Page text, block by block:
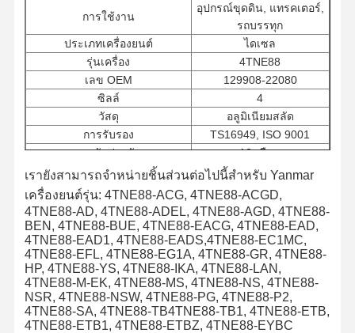
การใช้งาน
อุปกรณ์ขุดดิน, แทรคเตอร์,
รถบรรทุก
ประเภทเครื่องยนต์
ไดเซล
รุ่นเครื่อง
4TNE88
เลข OEM
129908-22080
ซิลล์
4
วัสดุ
อลูมิเนียมสลัด
การรับรอง
TS16949, ISO 9001
การรับประกัน
12 เดือน
เรายังสามารถจําหน่ายชิ้นส่วนต่อไปนี้สําหรับ Yanmar
เครื่องยนต์รุ่น: 4TNE88-ACG, 4TNE88-ACGD,
4TNE88-AD, 4TNE88-ADEL, 4TNE88-AGD, 4TNE88-
BEN, 4TNE88-BUE, 4TNE88-EACG, 4TNE88-EAD,
4TNE88-EAD1, 4TNE88-EADS,4TNE88-EC1MC,
4TNE88-EFL, 4TNE88-EG1A, 4TNE88-GR, 4TNE88-
HP, 4TNE88-YS, 4TNE88-IKA, 4TNE88-LAN,
4TNE88-M-EK, 4TNE88-MS, 4TNE88-NS, 4TNE88-
NSR, 4TNE88-NSW, 4TNE88-PG, 4TNE88-P2,
4TNE88-SA, 4TNE88-TB4TNE88-TB1, 4TNE88-ETB,
4TNE88-ETB1, 4TNE88-ETBZ, 4TNE88-EYBC